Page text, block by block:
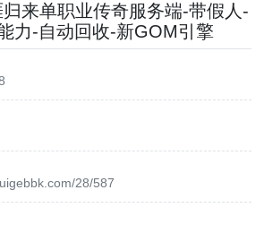
来单职业传奇服务端-带假人-
力-自动回收-新GOM引擎
28/587